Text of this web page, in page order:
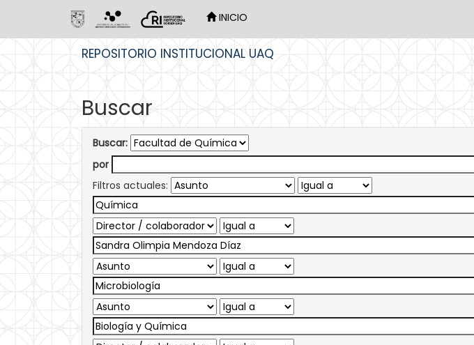
INICIO
REPOSITORIO INSTITUCIONAL UAQ
Buscar
Buscar:
por
Filtros actuales: